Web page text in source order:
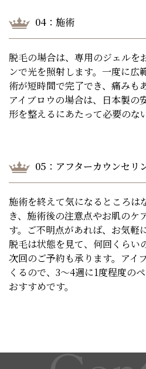
04：施術
脱毛の場合は、専用のジェルを
ンで光を照射します。一度に広
術が短時間で完了でき、痛みも
アイブロウの場合は、日本製の
形を整えるにあたって必要のな
05：アフターカウンセリ
施術を終えて気になるところは
き、施術後の注意点やお肌のケ
す。ご不明点があれば、お気軽
脱毛は状態を見て、何回くらい
次回のご予約も承ります。アイ
くるので、3～4週に1度程度の
おすすめです。